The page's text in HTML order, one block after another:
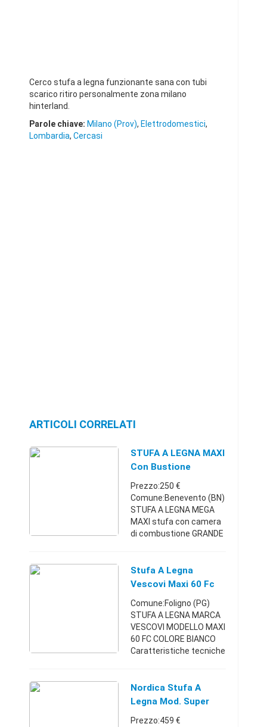
Cerco stufa a legna funzionante sana con tubi
scarico ritiro personalmente zona milano
hinterland.
Parole chiave: Milano (Prov), Elettrodomestici,
Lombardia, Cercasi
ARTICOLI CORRELATI
STUFA A LEGNA MAXI
Con Bustione
GRANDE
Prezzo:250 €
Comune:Benevento (BN)
STUFA A LEGNA MEGA
MAXI stufa con camera
di combustione GRANDE
DETTAGLIO TUTTA IN
ACCIAIO COLORE
ESTERNE Larg ...
Stufa A Legna
Vescovi Maxi 60 Fc
Nuova Garanzia
Comune:Foligno (PG)
STUFA A LEGNA MARCA
VESCOVI MODELLO MAXI
60 FC COLORE BIANCO
Caratteristiche tecniche
45,5 x 45,5 Dimensioni
forno (L x P x A) cm Non
Nordica Stufa A
Legna Mod. Super
Max Kw. 6,0 Color
Prezzo:459 €